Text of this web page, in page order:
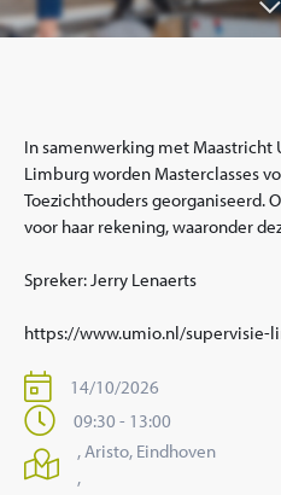
In samenwerking met Maastricht
Limburg worden Masterclasses
Toezichthouders georganiseerd.
voor haar rekening, waaronder
Spreker: Jerry Lenaerts
https://www.umio.nl/supervisie-
14/10/2026
09:30 - 13:00
, Aristo, Eindhoven
,